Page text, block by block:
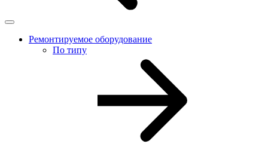
Ремонтируемое оборудование
По типу